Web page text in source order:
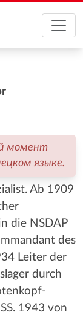
момент
языке.
Ab 1909
die NSDAP
des
Leiter der
durch
1943 von